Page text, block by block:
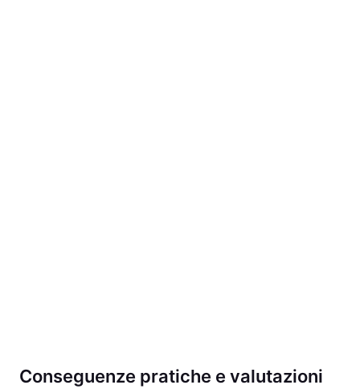
Conseguenze pratiche e valutazioni